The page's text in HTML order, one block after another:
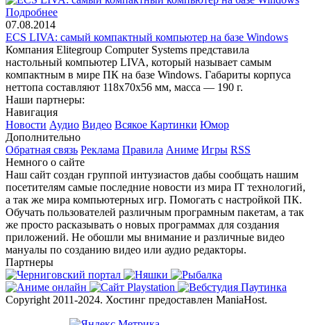
Подробнее
07.08.2014
ECS LIVA: самый компактный компьютер на базе Windows
Компания Elitegroup Computer Systems представила
настольный компьютер LIVA, который называет самым
компактным в мире ПК на базе Windows. Габариты корпуса
неттопа составляют 118х70х56 мм, масса — 190 г.
Наши партнеры:
Навигация
Новости Аудио Видео Всякое Картинки Юмор
Дополнительно
Обратная связь Реклама Правила Аниме Игры RSS
Немного о сайте
Наш сайт создан группой интузиастов дабы сообщать нашим
посетителям самые последние новости из мира IT технологий,
а так же мира компьютерных игр. Помогать с настройкой ПК.
Обучать пользователей различным програмным пакетам, а так
же просто расказывать о новых программах для создания
приложений. Не обошли мы внимание и различные видео
мануалы по созданию видео или аудио редакторы.
Партнеры
Copyright 2011-2024. Хостинг предоставлен ManiaHost.